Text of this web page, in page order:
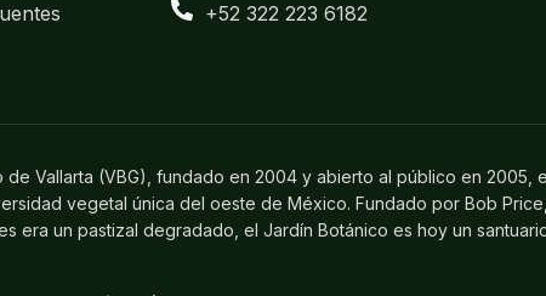
+52 322 223 6182
de Vallarta (VBG), fundado en 2004 y abierto al público en
vegetal única del oeste de México. Fundado por Bob
era un pastizal degradado, el Jardín Botánico es hoy un